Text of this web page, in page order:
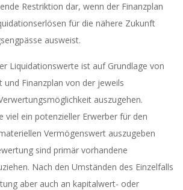
Restriktion dar, wenn der Finanzplan
für die nähere Zukunft
ausweist.
Liquidationswerte ist auf Grundlage von
und Finanzplan von der jeweils
auszugehen.
viel ein potenzieller Erwerber für den
Vermögenswert auszugeben
sind primär vorhandene
Nach den Umständen des Einzelfalls
aber auch an kapitalwert- oder